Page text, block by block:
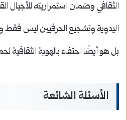
الثقافي وضمان استمراريته للأجيال
اليدوية وتشجيع الحرفيين ليس فقط
بل هو أيضًا احتفاء بالهوية الثقافية
الأسئلة الشائعة